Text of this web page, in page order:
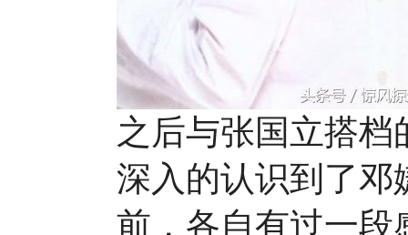
之后与张国立搭
深入的认识到了邓
前，各自有过一段